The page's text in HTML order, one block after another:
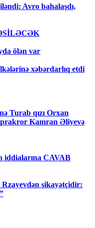
Avro bahalaşdı,
ölən var
xəbərdarlıq etdi
Turab qızı Orxan
prakror Kamran Əliyevə
iddialarına CAVAB
Rzayevdən şikayətçidir: